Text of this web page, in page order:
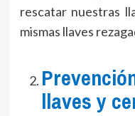
rescatar nuestras
mismas llaves
llaves y